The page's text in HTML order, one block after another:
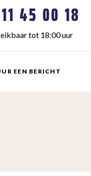
45 00 18
tot 18:00 uur
EEN BERICHT